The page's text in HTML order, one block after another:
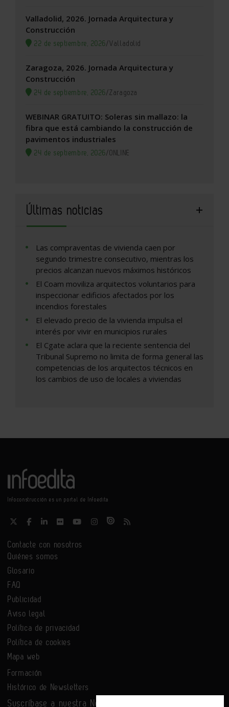
Valladolid, 2026. Jornada Arquitectura y
Construcción
22 de septiembre, 2026/Valladolid
Zaragoza, 2026. Jornada Arquitectura y
Construcción
24 de septiembre, 2026/Zaragoza
WEBINAR GRATUITO: Soleras sin mallazo: la
fibra que está cambiando la construcción de
pavimentos industriales
24 de septiembre, 2026/ONLINE
Últimas noticias
Las compraventas de vivienda caen por
segundo trimestre consecutivo, mientras los
precios alcanzan nuevos máximos históricos
El Coam moviliza arquitectos voluntarios para
inspeccionar edificios afectados por los
incendios forestales
El elevado precio de la vivienda impulsa el
interés por vivir en municipios rurales
El Cgate aclara que la reciente sentencia del
Tribunal Supremo no limita de forma general las
competencias de los arquitectos técnicos en
los cambios de uso de locales a viviendas
Infoconstrucción es un portal de Infoedita
Contacte con nosotros
Quiénes somos
Glosario
FAQ
Publicidad
Aviso legal
Política de privacidad
Política de cookies
Mapa web
Formación
Histórico de Newsletters
Suscríbase a nuestra Newsletter